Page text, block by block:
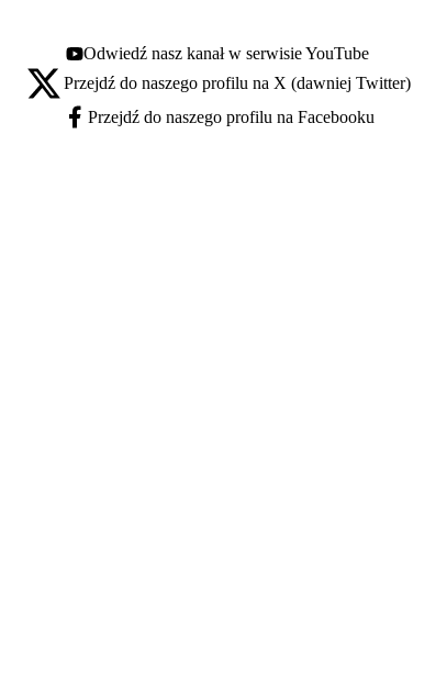
Youtube - otwiera się w nowej karcie
Odwiedź nasz kanał w serwisie YouTube
X - otwiera się w nowej karcie
Przejdź do naszego profilu na X (dawniej Twitter)
Facebook - otwiera się w nowej karcie
Przejdź do naszego profilu na Facebooku